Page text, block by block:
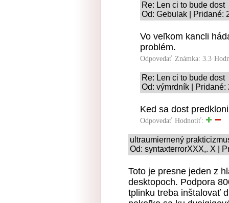
Re: Len ci to bude dost
Od: Gebulak | Pridané:
Vo veľkom kancli
problém.
Odpovedať Známka: 3.3
Re: Len ci to bude dost
Od: výmrdník | Pridané:
Ked sa dost
Odpovedať Hodnotiť:
ultraumiernený
Od: syntaxterrorXXX,. X |
Toto je presne jeden z
desktopoch. Podpora
tplinku treba inštalovať